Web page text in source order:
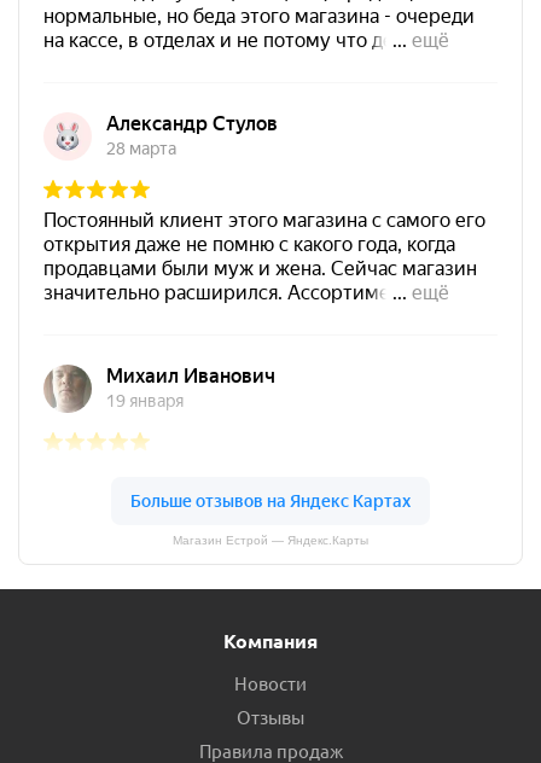
Магазин Естрой — Яндекс.Карты
Компания
Новости
Отзывы
Правила продаж